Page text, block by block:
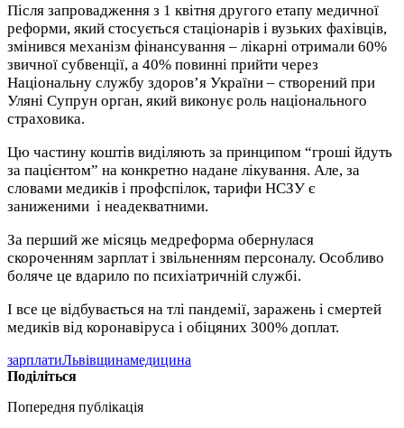
Після запровадження з 1 квітня другого етапу медичної
реформи, який стосується стаціонарів і вузьких фахівців,
змінився механізм фінансування – лікарні отримали 60%
звичної субвенції, а 40% повинні прийти через
Національну службу здоров’я України – створений при
Уляні Супрун орган, який виконує роль національного
страховика.
Цю частину коштів виділяють за принципом “гроші йдуть
за пацієнтом” на конкретно надане лікування. Але, за
словами медиків і профспілок, тарифи НСЗУ є
заниженими і неадекватними.
За перший же місяць медреформа обернулася
скороченням зарплат і звільненням персоналу. Особливо
боляче це вдарило по психіатричній службі.
І все це відбувається на тлі пандемії, заражень і смертей
медиків від коронавіруса і обіцяних 300% доплат.
зарплатиЛьвівщинамедицина
Поділіться
Попередня публікація